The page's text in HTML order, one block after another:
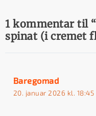
1 kommentar til
spinat (i cremet
Baregomad
20. januar 2026 kl. 18:45